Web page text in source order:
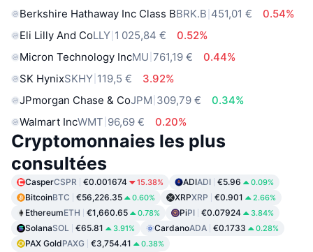
Berkshire Hathaway Inc Class BBRK.B 451,01 €
0.54%
Eli Lilly And CoLLY 1 025,84 €
0.52%
Micron Technology IncMU 761,19 €
0.44%
SK HynixSKHY 119,5 €
3.92%
JPmorgan Chase & CoJPM 309,79 €
0.34%
Walmart IncWMT 96,69 € 0.20%
Cryptomonnaies les plus
consultées
CasperCSPR €0.001674 15.38% ADIADI €5.96 0.09%
BitcoinBTC €56,226.35 0.60% XRPXRP €0.901 2.66%
EthereumETH €1,660.65 0.78% PiPI €0.07924 3.84%
SolanaSOL €65.81 3.91% CardanoADA €0.1733 0.28%
PAX GoldPAXG €3,754.41 0.38%